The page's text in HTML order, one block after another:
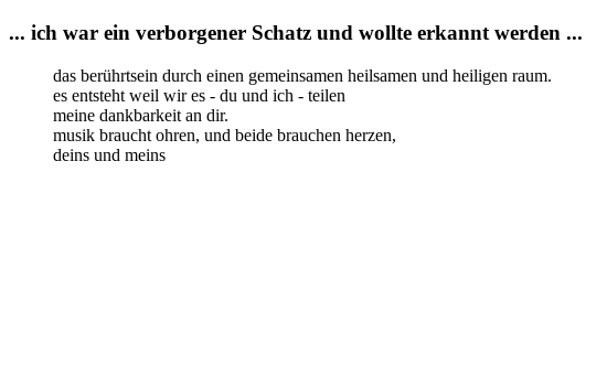
... ich war ein verborgener Schatz und wollte erkannt werden ...
das berührtsein durch einen gemeinsamen heilsamen und heiligen raum.
es entsteht weil wir es - du und ich - teilen
meine dankbarkeit an dir.
musik braucht ohren, und beide brauchen herzen,
deins und meins